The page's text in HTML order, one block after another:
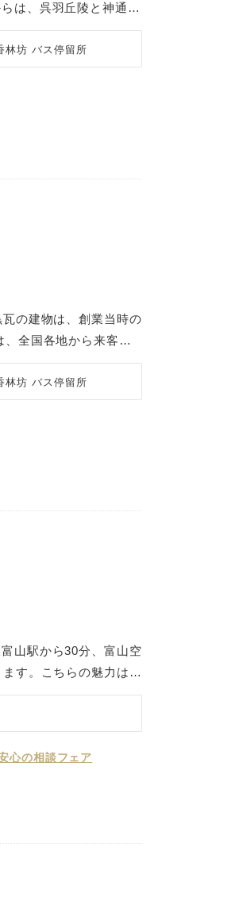
は、呉羽丘陵と神通の
北陸新幹線も眺望でき
都｢藤清｣から、生麩
品、牛肉は厳選された
ております。 京都祇
林坊 バス停留所
の建物は、創業当時の
全国各地から来客が
ど近く、静かに流れる
ながら、贅沢なおもて
下さい。
林坊 バス停留所
山駅から30分、富山空
す。こちらの魅力は何
満ちた空間。まるで大
洗練されたアートのよ
のウエディングパーテ
心の相談フェア